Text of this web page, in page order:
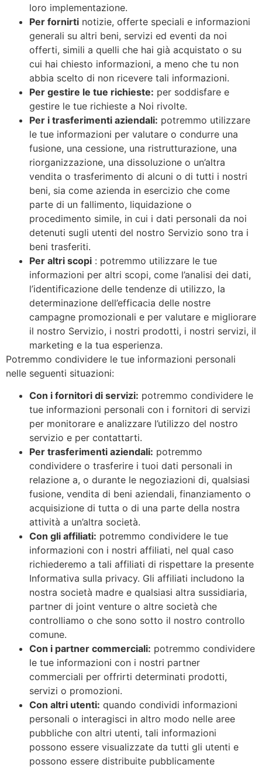
loro implementazione.
Per fornirti notizie, offerte speciali e informazioni
generali su altri beni, servizi ed eventi da noi
offerti, simili a quelli che hai già acquistato o su
cui hai chiesto informazioni, a meno che tu non
abbia scelto di non ricevere tali informazioni.
Per gestire le tue richieste: per soddisfare e
gestire le tue richieste a Noi rivolte.
Per i trasferimenti aziendali: potremmo utilizzare
le tue informazioni per valutare o condurre una
fusione, una cessione, una ristrutturazione, una
riorganizzazione, una dissoluzione o un’altra
vendita o trasferimento di alcuni o di tutti i nostri
beni, sia come azienda in esercizio che come
parte di un fallimento, liquidazione o
procedimento simile, in cui i dati personali da noi
detenuti sugli utenti del nostro Servizio sono tra i
beni trasferiti.
Per altri scopi : potremmo utilizzare le tue
informazioni per altri scopi, come l’analisi dei dati,
l’identificazione delle tendenze di utilizzo, la
determinazione dell’efficacia delle nostre
campagne promozionali e per valutare e migliorare
il nostro Servizio, i nostri prodotti, i nostri servizi, il
marketing e la tua esperienza.
Potremmo condividere le tue informazioni personali
nelle seguenti situazioni:
Con i fornitori di servizi: potremmo condividere le
tue informazioni personali con i fornitori di servizi
per monitorare e analizzare l’utilizzo del nostro
servizio e per contattarti.
Per trasferimenti aziendali: potremmo
condividere o trasferire i tuoi dati personali in
relazione a, o durante le negoziazioni di, qualsiasi
fusione, vendita di beni aziendali, finanziamento o
acquisizione di tutta o di una parte della nostra
attività a un’altra società.
Con gli affiliati: potremmo condividere le tue
informazioni con i nostri affiliati, nel qual caso
richiederemo a tali affiliati di rispettare la presente
Informativa sulla privacy. Gli affiliati includono la
nostra società madre e qualsiasi altra sussidiaria,
partner di joint venture o altre società che
controlliamo o che sono sotto il nostro controllo
comune.
Con i partner commerciali: potremmo condividere
le tue informazioni con i nostri partner
commerciali per offrirti determinati prodotti,
servizi o promozioni.
Con altri utenti: quando condividi informazioni
personali o interagisci in altro modo nelle aree
pubbliche con altri utenti, tali informazioni
possono essere visualizzate da tutti gli utenti e
possono essere distribuite pubblicamente